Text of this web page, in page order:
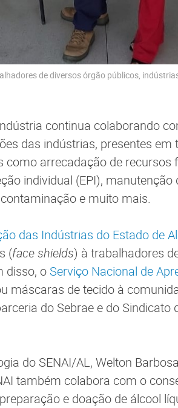
de diversos órgão públicos,
continua colaborando
das indústrias, presentes em
arrecadação de recursos
individual (EPI), manutenção
e muito mais.
das Indústrias do Estado de
(face shields) à trabalhadores
disso, o Serviço Nacional de
máscaras de tecido à
do Sebrae e do Sindicato
do SENAI/AL, Welton
também colabora com o
e doação de álcool